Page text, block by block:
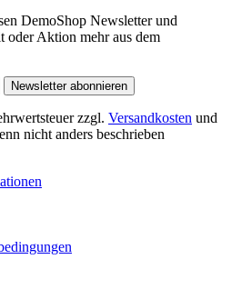
DemoShop Newsletter und
oder Aktion mehr aus dem
Newsletter abonnieren
zzgl. Versandkosten und
nicht anders beschrieben